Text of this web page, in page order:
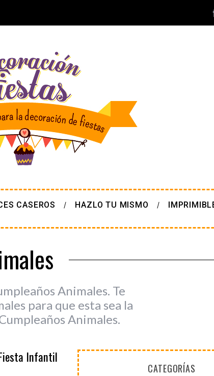
CASEROS HAZLO TU MISMO
Animales. Te
para que esta sea la
Animales.
Infantil
CATEGORÍAS